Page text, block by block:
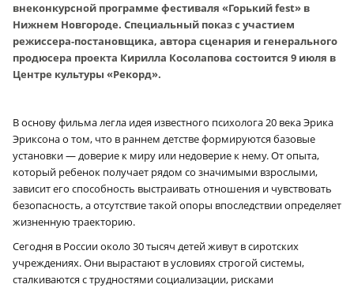
внеконкурсной программе фестиваля «Горький fest» в
Нижнем Новгороде. Специальный показ с участием
режиссера-постановщика, автора сценария и генерального
продюсера проекта Кирилла Косолапова состоится 9 июля в
Центре культуры «Рекорд».
В основу фильма легла идея известного психолога 20 века Эрика
Эриксона о том, что в раннем детстве формируются базовые
установки — доверие к миру или недоверие к нему. От опыта,
который ребенок получает рядом со значимыми взрослыми,
зависит его способность выстраивать отношения и чувствовать
безопасность, а отсутствие такой опоры впоследствии определяет
жизненную траекторию.
Сегодня в России около 30 тысяч детей живут в сиротских
учреждениях. Они вырастают в условиях строгой системы,
сталкиваются с трудностями социализации, рисками